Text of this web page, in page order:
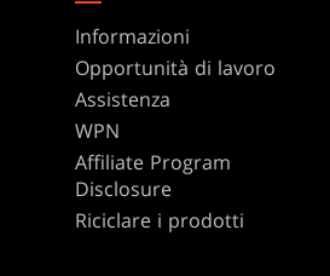
Informazioni
Opportunità di lavoro
Assistenza
WPN
Affiliate Program
Disclosure
Riciclare i prodotti